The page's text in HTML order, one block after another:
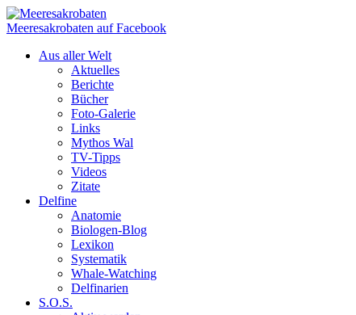
Meeresakrobaten auf Facebook
Aus aller Welt
Aktuelles
Berichte
Bücher
Foto-Galerie
Links
Mythos Wal
TV-Tipps
Videos
Zitate
Delfine
Anatomie
Biologen-Blog
Lexikon
Systematik
Whale-Watching
Delfinarien
S.O.S.